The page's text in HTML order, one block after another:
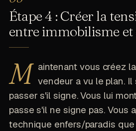
Étape 4 : Créer la
entre immobilisme et
M aintenant vous créez
vendeur a vu le plan.
passer s'il signe. Vous lui
passe s'il ne signe pas. Vous
technique enfers/paradis